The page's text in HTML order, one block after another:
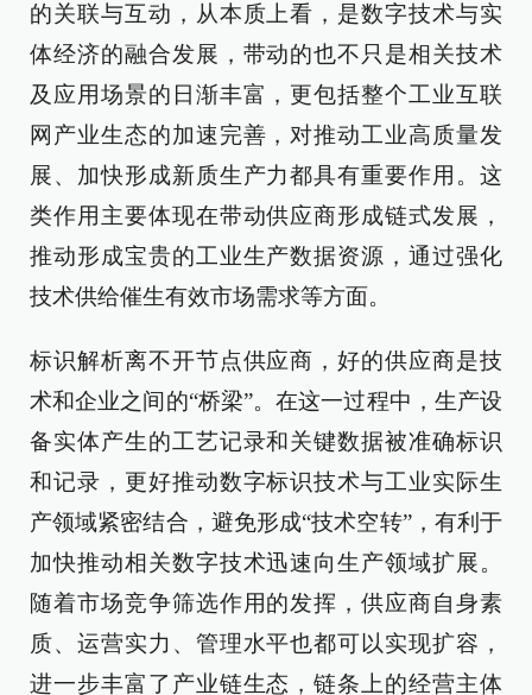
的关联与互动，从本质上看，是数字技术与实
体经济的融合发展，带动的也不只是相关技术
及应用场景的日渐丰富，更包括整个工业互联
网产业生态的加速完善，对推动工业高质量发
展、加快形成新质生产力都具有重要作用。这
类作用主要体现在带动供应商形成链式发展，
推动形成宝贵的工业生产数据资源，通过强化
技术供给催生有效市场需求等方面。
标识解析离不开节点供应商，好的供应商是技
术和企业之间的“桥梁”。在这一过程中，生产设
备实体产生的工艺记录和关键数据被准确标识
和记录，更好推动数字标识技术与工业实际生
产领域紧密结合，避免形成“技术空转”，有利于
加快推动相关数字技术迅速向生产领域扩展。
随着市场竞争筛选作用的发挥，供应商自身素
质、运营实力、管理水平也都可以实现扩容，
进一步丰富了产业链生态，链条上的经营主体